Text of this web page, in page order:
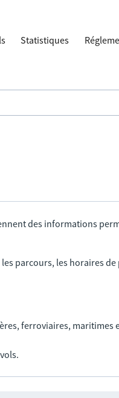
Statistiques
des informations
parcours, les horaires de
ferroviaires, maritimes